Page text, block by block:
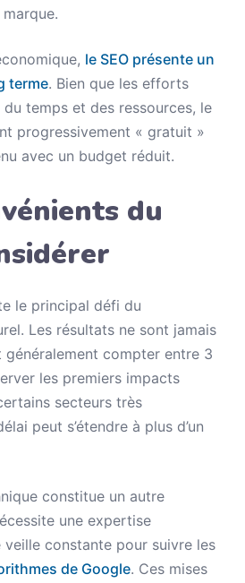
le SEO présente un
terme. Bien que les efforts
temps et des ressources, le
progressivement « gratuit »
avec un budget réduit.
du
le principal défi du
Les résultats ne sont jamais
compter entre 3
les premiers impacts
secteurs très
peut s’étendre à plus d’un
constitue un autre
une expertise
constante pour suivre les
de Google. Ces mises